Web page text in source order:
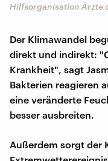
Hilfsorganisation Ärzte
Der Klimawandel
direkt und indirekt:
Krankheit", sagt
Bakterien reagieren
eine veränderte
besser ausbreiten.
Außerdem sorgt der